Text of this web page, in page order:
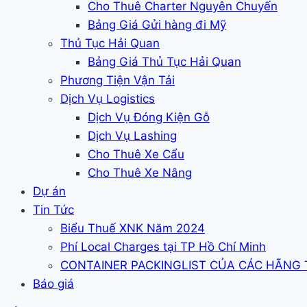
Cho Thuê Charter Nguyên Chuyến
Bảng Giá Gửi hàng đi Mỹ
Thủ Tục Hải Quan
Bảng Giá Thủ Tục Hải Quan
Phương Tiện Vận Tải
Dịch Vụ Logistics
Dịch Vụ Đóng Kiện Gỗ
Dịch Vụ Lashing
Cho Thuê Xe Cẩu
Cho Thuê Xe Nâng
Dự án
Tin Tức
Biểu Thuế XNK Năm 2024
Phí Local Charges tại TP Hồ Chí Minh
CONTAINER PACKINGLIST CỦA CÁC HÃNG
Báo giá